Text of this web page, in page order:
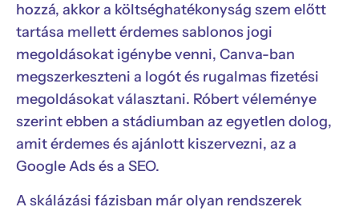
hozzá, akkor a költséghatékonyság szem előtt
tartása mellett érdemes sablonos jogi
megoldásokat igénybe venni, Canva-ban
megszerkeszteni a logót és rugalmas fizetési
megoldásokat választani. Róbert véleménye
szerint ebben a stádiumban az egyetlen dolog,
amit érdemes és ajánlott kiszervezni, az a
Google Ads és a SEO.
A skálázási fázisban már olyan rendszerek